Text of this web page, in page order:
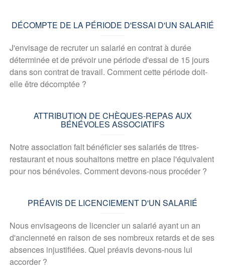
DÉCOMPTE DE LA PÉRIODE D'ESSAI D'UN SALARIÉ
J'envisage de recruter un salarié en contrat à durée
déterminée et de prévoir une période d'essai de 15 jours
dans son contrat de travail. Comment cette période doit-
elle être décomptée ?
ATTRIBUTION DE CHÈQUES-REPAS AUX
BÉNÉVOLES ASSOCIATIFS
Notre association fait bénéficier ses salariés de titres-
restaurant et nous souhaitons mettre en place l'équivalent
pour nos bénévoles. Comment devons-nous procéder ?
PRÉAVIS DE LICENCIEMENT D'UN SALARIÉ
Nous envisageons de licencier un salarié ayant un an
d'ancienneté en raison de ses nombreux retards et de ses
absences injustifiées. Quel préavis devons-nous lui
accorder ?